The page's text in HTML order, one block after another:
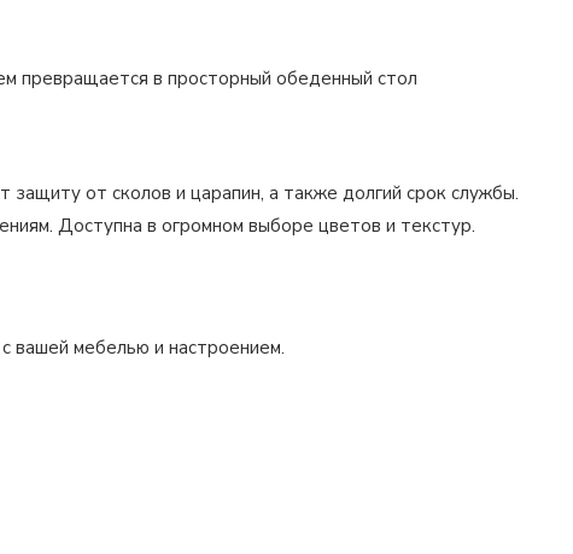
превращается в просторный обеденный стол
от сколов и царапин, а также долгий срок службы.
Доступна в огромном выборе цветов и текстур.
вашей мебелью и настроением.